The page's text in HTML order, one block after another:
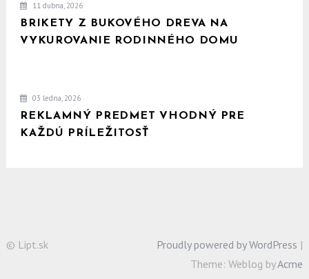
11 dubna, 2026
BRIKETY Z BUKOVÉHO DREVA NA
VYKUROVANIE RODINNÉHO DOMU
03 ledna, 2026
REKLAMNÝ PREDMET VHODNÝ PRE
KAŽDÚ PRÍLEŽITOSŤ
© Lipt.sk Proudly powered by WordPress |
Theme: Weblog byAcme